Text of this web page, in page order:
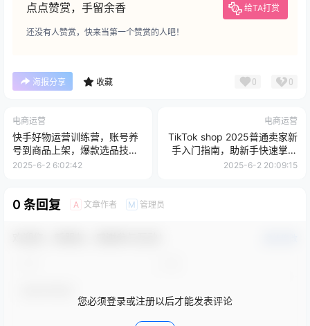
点点赞赏，手留余香 给TA打赏
还没有人赞赏，快来当第一个赞赏的人吧！
海报分享 收藏 0 0
电商运营
快手好物运营训练营，账号养
号到商品上架，爆款选品技巧
解析
2025-6-2 6:02:42
电商运营
TikTok shop 2025普通卖家新
手入门指南，助新手快速掌握
从0到1的跨境电商运营逻辑
2025-6-2 20:09:15
0 条回复 A 文章作者 M 管理员
您必须登录或注册以后才能发表评论